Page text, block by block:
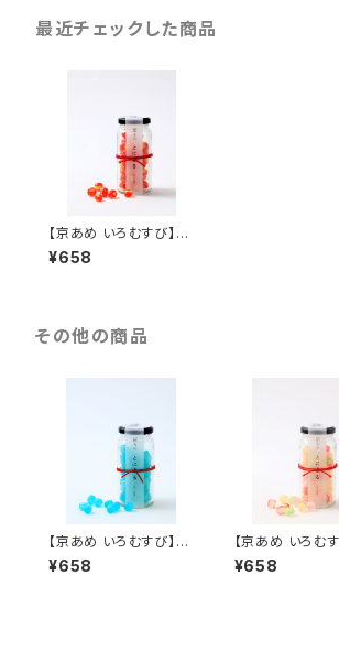
最近チェックした商品
【京あめ いろむすび】紅
赤(りんご) ビン入りタイ
プ（手提げ袋付き）
¥658
その他の商品
【京あめ いろむすび】空
色(ラムネ) ビン入タイプ
（手提げ袋付き）
¥658
【京あめ いろむ
船玉 ビン入りタ
提げ袋付き）
¥658